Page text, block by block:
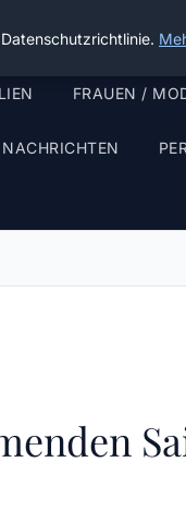
FRAUEN /
NACHRICHTEN